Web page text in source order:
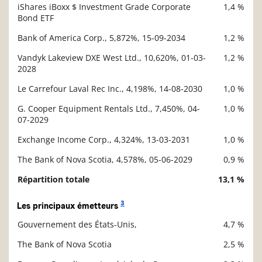
iShares iBoxx $ Investment Grade Corporate
Bond ETF
1,4 %
Bank of America Corp., 5,872%, 15-09-2034
1,2 %
Vandyk Lakeview DXE West Ltd., 10,620%, 01-03-
2028
1,2 %
Le Carrefour Laval Rec Inc., 4,198%, 14-08-2030
1,0 %
G. Cooper Equipment Rentals Ltd., 7,450%, 04-
07-2029
1,0 %
Exchange Income Corp., 4,324%, 13-03-2031
1,0 %
The Bank of Nova Scotia, 4,578%, 05-06-2029
0,9 %
Répartition totale
13,1 %
Les principaux émetteurs 3
Gouvernement des États-Unis,
4,7 %
The Bank of Nova Scotia
2,5 %